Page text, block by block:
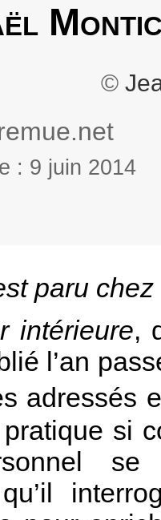
©
: 9 juin 2014
paru chez
intérieure,
l’an
adressés
si
se